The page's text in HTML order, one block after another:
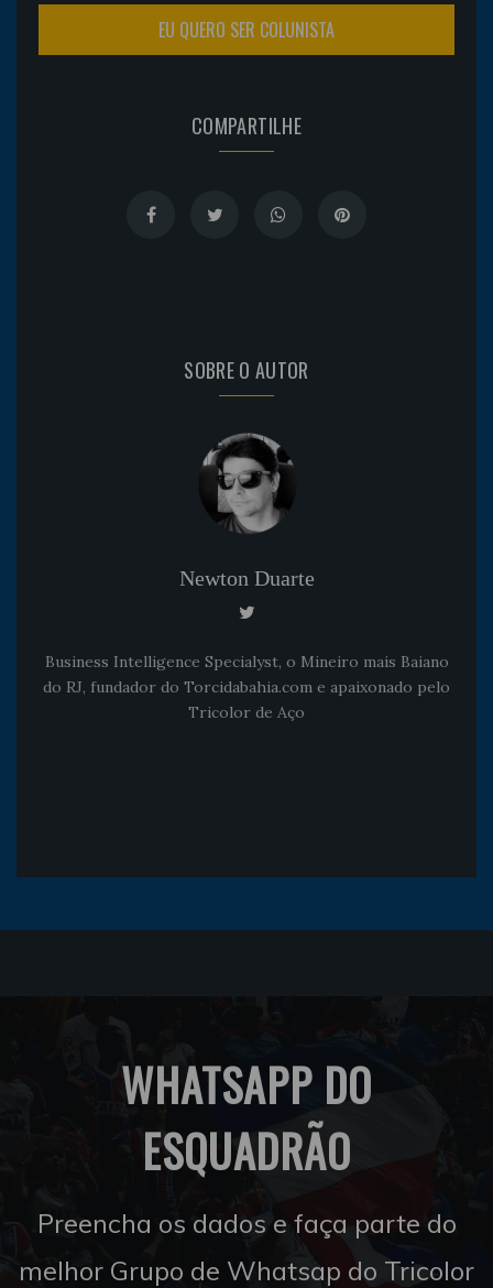
EU QUERO SER COLUNISTA
COMPARTILHE
SOBRE O AUTOR
Newton Duarte
Business Intelligence Specialyst, o Mineiro mais Baiano
do RJ, fundador do Torcidabahia.com e apaixonado pelo
Tricolor de Aço
WHATSAPP DO
ESQUADRÃO
Preencha os dados e faça parte do
melhor Grupo de Whatsap do Tricolor